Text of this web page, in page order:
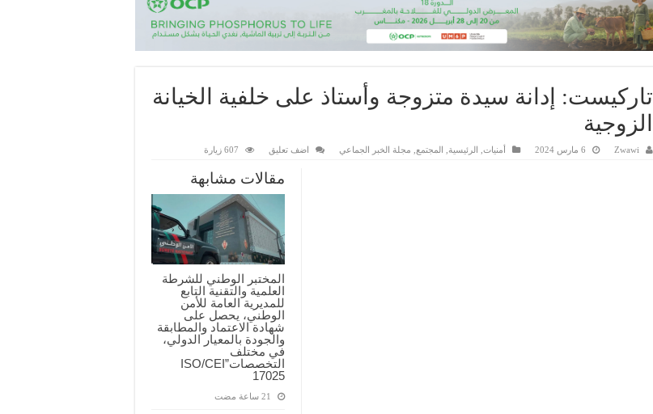
تاركيست: إدانة سيدة متزوجة وأستاذ على خلفية الخيانة
الزوجية
Zwawi 6 مارس 2024 أمنيات الرئيسية المجتمع مجلة الخبر الجماعي اضف تعليق 607 زيارة
مقالات مشابهة
المختبر الوطني للشرطة
العلمية والتقنية التابع
للمديرية العامة للأمن
الوطني، يحصل على
شهادة الاعتماد والمطابقة
والجودة بالمعيار الدولي،
في مختلف
التخصصات”ISO/CEI
17025